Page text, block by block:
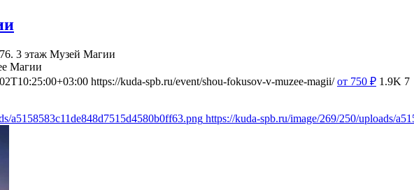
3 этаж Музей Магии
Магии
https://kuda-spb.ru/event/shou-fokusov-v-muzee-magii/ от 750 ₽ 1.9K 7
a5158583c11de848d7515d4580b0ff63.png https://kuda-spb.ru/image/269/250/uploads/